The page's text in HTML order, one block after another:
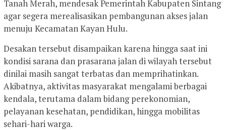
Tanah Merah, mendesak Pemerintah Kabupaten Sintang
agar segera merealisasikan pembangunan akses jalan
menuju Kecamatan Kayan Hulu.
Desakan tersebut disampaikan karena hingga saat ini
kondisi sarana dan prasarana jalan di wilayah tersebut
dinilai masih sangat terbatas dan memprihatinkan.
Akibatnya, aktivitas masyarakat mengalami berbagai
kendala, terutama dalam bidang perekonomian,
pelayanan kesehatan, pendidikan, hingga mobilitas
sehari-hari warga.